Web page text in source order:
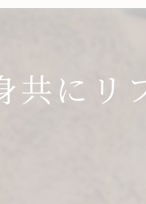
ンパ共にリ